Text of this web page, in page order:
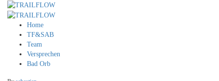
Home
TF&SAB
Team
Versprechen
Bad Orb